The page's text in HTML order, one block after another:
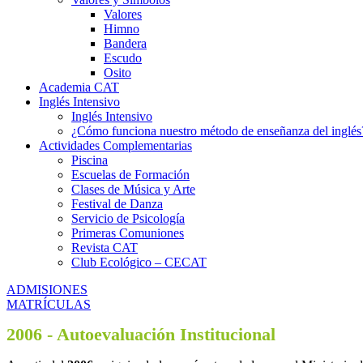
Valores
Himno
Bandera
Escudo
Osito
Academia CAT
Inglés Intensivo
Inglés Intensivo
¿Cómo funciona nuestro método de enseñanza del
Actividades Complementarias
Piscina
Escuelas de Formación
Clases de Música y Arte
Festival de Danza
Servicio de Psicología
Primeras Comuniones
Revista CAT
Club Ecológico – CECAT
ADMISIONES
MATRÍCULAS
2006 - Autoevaluación Institucional